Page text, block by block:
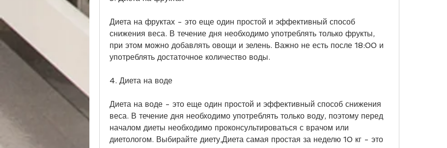
Диета на фруктах - это еще один простой и эффективный способ
снижения веса. В течение дня необходимо употреблять только фрукты,
при этом можно добавлять овощи и зелень. Важно не есть после 18:00 и
употреблять достаточное количество воды.
4. Диета на воде
Диета на воде - это еще один простой и эффективный способ снижения
веса. В течение дня необходимо употреблять только воду, поэтому перед
началом диеты необходимо проконсультироваться с врачом или
диетологом. Выбирайте диету,Диета самая простая за неделю 10 кг - это